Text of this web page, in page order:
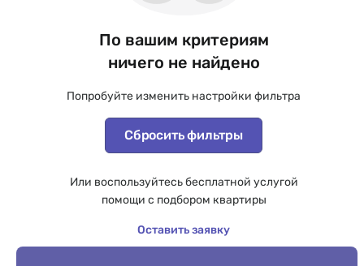
По вашим критериям
ничего не найдено
Попробуйте изменить настройки фильтра
Сбросить фильтры
Или воспользуйтесь бесплатной услугой
помощи с подбором квартиры
Оставить заявку